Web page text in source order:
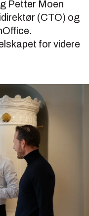
Petter Moen
(CTO) og
for videre